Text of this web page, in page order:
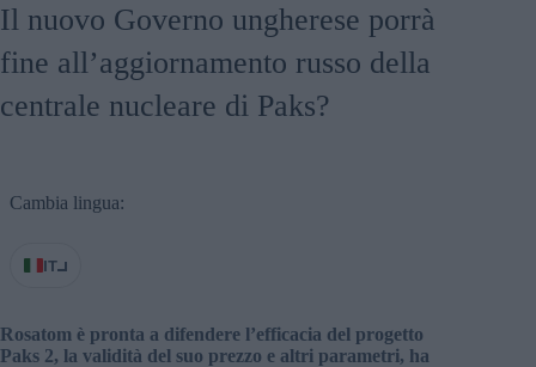
Il nuovo Governo ungherese porrà
fine all’aggiornamento russo della
centrale nucleare di Paks?
Cambia lingua:
IT
Rosatom è pronta a difendere l’efficacia del progetto
Paks 2, la validità del suo prezzo e altri parametri, ha